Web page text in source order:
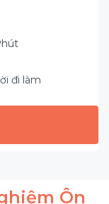
đi làm
Ôn